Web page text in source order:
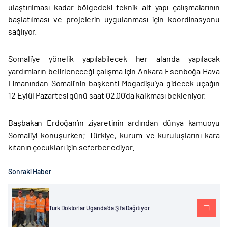
ulaştırılması kadar bölgedeki teknik alt yapı çalışmalarının
başlatılması ve projelerin uygulanması için koordinasyonu
sağlıyor.
Somali’ye yönelik yapılabilecek her alanda yapılacak
yardımların belirleneceği çalışma için Ankara Esenboğa Hava
Limanından Somali’nin başkenti Mogadişu’ya gidecek uçağın
12 Eylül Pazartesi günü saat 02.00’da kalkması bekleniyor.
Başbakan Erdoğan’ın ziyaretinin ardından dünya kamuoyu
Somali’yi konuşurken; Türkiye, kurum ve kuruluşlarını kara
kıtanın çocukları için seferber ediyor.
Sonraki Haber
Türk Doktorlar Uganda'da Şifa Dağıtıyor